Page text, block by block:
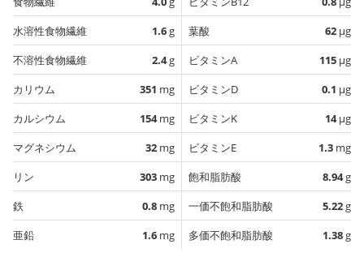
水溶性食物繊維
1.6g
不溶性食物繊維
2.4g
カリウム
351 mg
カルシウム
154mg
マグネシウム
32 mg
リン
303 mg
鉄
0.8 mg
亜鉛
1.6 mg
葉酸
62 µg
ビタミンA
115 µg
ビタミンD
0.1 µg
ビタミンK
14µg
ビタミンE
1.3 mg
飽和脂肪酸
8.94g
一価不飽和脂肪酸
5.22g
多価不飽和脂肪酸
1.38g